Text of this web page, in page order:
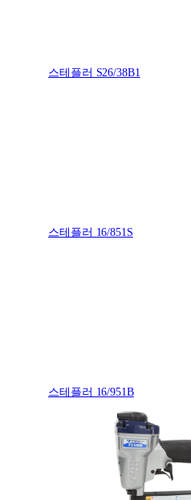
스테플러 S26/38B1
스테플러 16/851S
스테플러 16/951B